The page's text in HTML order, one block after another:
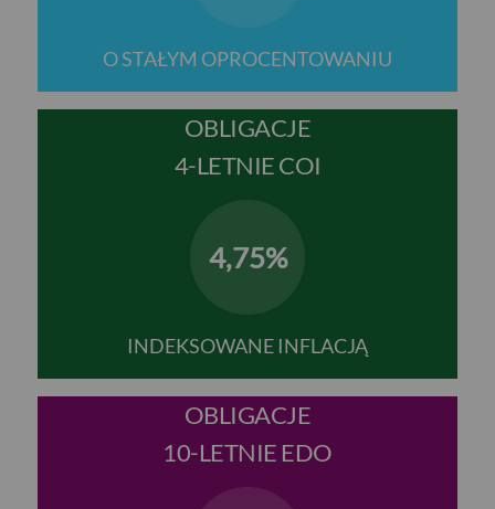
O STAŁYM OPROCENTOWANIU
OBLIGACJE
4-LETNIE COI
4,75%
INDEKSOWANE INFLACJĄ
OBLIGACJE
10-LETNIE EDO